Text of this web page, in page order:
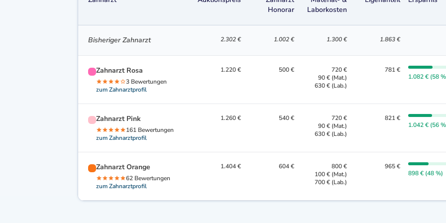
Honorar
Laborkosten
Bisheriger Zahnarzt 2.302 € 1.002 € 1.300 € 1.863 €
Zahnarzt Rosa
3 Bewertungen
zum Zahnarztprofil
1.220 € 500 €
720 €
90 € (Mat.)
630 € (Lab.)
781 €
1.082 € (58
Zahnarzt Pink
161 Bewertungen
zum Zahnarztprofil
1.260 € 540 €
720 €
90 € (Mat.)
630 € (Lab.)
821 €
1.042 € (56
Zahnarzt Orange
62 Bewertungen
zum Zahnarztprofil
1.404 € 604 €
800 €
100 € (Mat.)
700 € (Lab.)
965 €
898 € (48 %)